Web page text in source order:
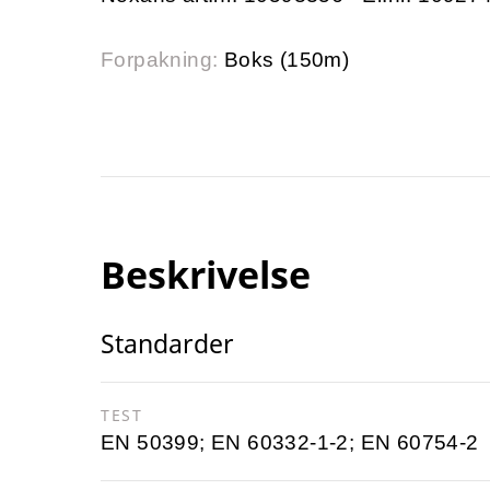
Forpakning: Boks (150m)
Beskrivelse
Standarder
TEST
EN 50399; EN 60332-1-2; EN 60754-2